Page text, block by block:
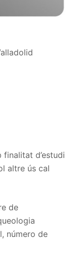
finalitat d’estudi
altre ús cal
de
número de